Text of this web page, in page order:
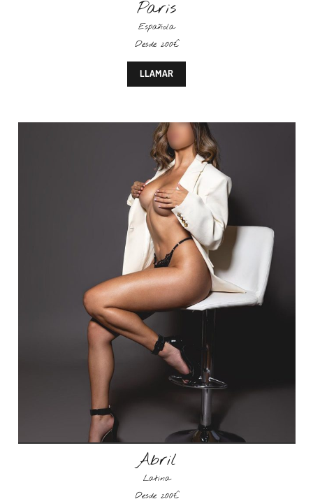
Paris
Española
Desde 200€
LLAMAR
Abril
Latina
Desde 200€